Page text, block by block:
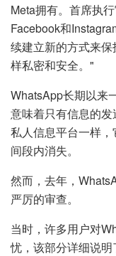
Meta拥有。首席执
Facebook和
续建立新的方式来
样私密和安全。"
WhatsApp长期以来
意味着只有信息的
私人信息平台一样
间段内消失。
然而，去年，
严厉的审查。
当时，许多用户对
忧，该部分详细说